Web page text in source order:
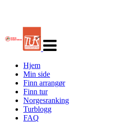
navigasjon
Hjem
Min side
Finn arrangør
Finn tur
Norgesranking
Turblogg
FAQ